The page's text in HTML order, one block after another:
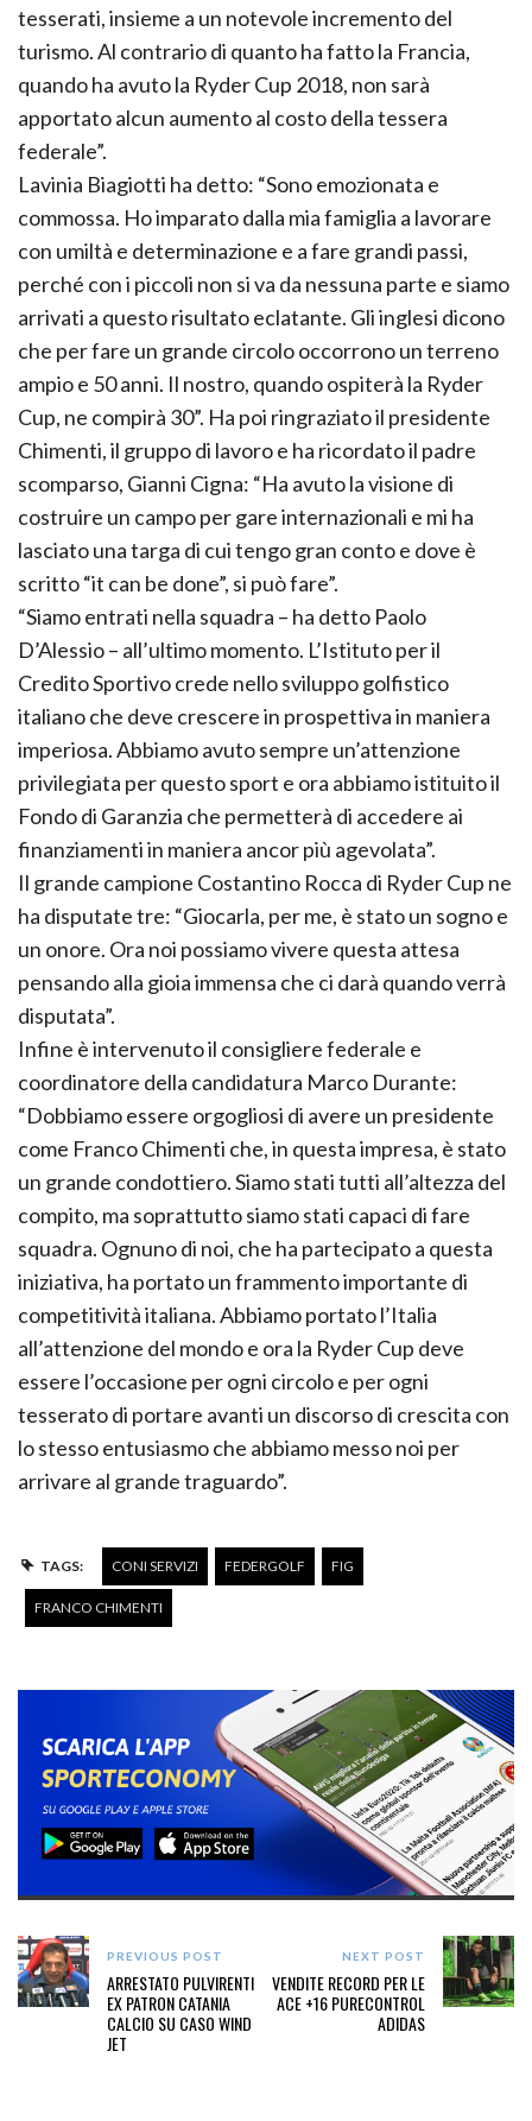
tesserati, insieme a un notevole incremento del
turismo. Al contrario di quanto ha fatto la Francia,
quando ha avuto la Ryder Cup 2018, non sarà
apportato alcun aumento al costo della tessera
federale”.
Lavinia Biagiotti ha detto: “Sono emozionata e
commossa. Ho imparato dalla mia famiglia a lavorare
con umiltà e determinazione e a fare grandi passi,
perché con i piccoli non si va da nessuna parte e siamo
arrivati a questo risultato eclatante. Gli inglesi dicono
che per fare un grande circolo occorrono un terreno
ampio e 50 anni. Il nostro, quando ospiterà la Ryder
Cup, ne compirà 30”. Ha poi ringraziato il presidente
Chimenti, il gruppo di lavoro e ha ricordato il padre
scomparso, Gianni Cigna: “Ha avuto la visione di
costruire un campo per gare internazionali e mi ha
lasciato una targa di cui tengo gran conto e dove è
scritto “it can be done”, si può fare”.
“Siamo entrati nella squadra – ha detto Paolo
D’Alessio – all’ultimo momento. L’Istituto per il
Credito Sportivo crede nello sviluppo golfistico
italiano che deve crescere in prospettiva in maniera
imperiosa. Abbiamo avuto sempre un’attenzione
privilegiata per questo sport e ora abbiamo istituito il
Fondo di Garanzia che permetterà di accedere ai
finanziamenti in maniera ancor più agevolata”.
Il grande campione Costantino Rocca di Ryder Cup ne
ha disputate tre: “Giocarla, per me, è stato un sogno e
un onore. Ora noi possiamo vivere questa attesa
pensando alla gioia immensa che ci darà quando verrà
disputata”.
Infine è intervenuto il consigliere federale e
coordinatore della candidatura Marco Durante:
“Dobbiamo essere orgogliosi di avere un presidente
come Franco Chimenti che, in questa impresa, è stato
un grande condottiero. Siamo stati tutti all’altezza del
compito, ma soprattutto siamo stati capaci di fare
squadra. Ognuno di noi, che ha partecipato a questa
iniziativa, ha portato un frammento importante di
competitività italiana. Abbiamo portato l’Italia
all’attenzione del mondo e ora la Ryder Cup deve
essere l’occasione per ogni circolo e per ogni
tesserato di portare avanti un discorso di crescita con
lo stesso entusiasmo che abbiamo messo noi per
arrivare al grande traguardo”.
TAGS: CONI SERVIZI FEDERGOLF FIG
FRANCO CHIMENTI
PREVIOUS POST
ARRESTATO PULVIRENTI
EX PATRON CATANIA
CALCIO SU CASO WIND
JET
NEXT POST
VENDITE RECORD PER LE
ACE +16 PURECONTROL
ADIDAS